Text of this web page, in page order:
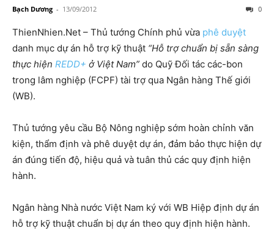
Bạch Dương - 13/09/2012 0
ThienNhien.Net – Thủ tướng Chính phủ vừa phê duyệt
danh mục dự án hỗ trợ kỹ thuật “Hỗ trợ chuẩn bị sẵn sàng
thực hiện REDD+ ở Việt Nam” do Quỹ Đối tác các-bon
trong lâm nghiệp (FCPF) tài trợ qua Ngân hàng Thế giới
(WB).
Thủ tướng yêu cầu Bộ Nông nghiệp sớm hoàn chỉnh văn
kiện, thẩm định và phê duyệt dự án, đảm bảo thực hiện dự
án đúng tiến độ, hiệu quả và tuân thủ các quy định hiện
hành.
Ngân hàng Nhà nước Việt Nam ký với WB Hiệp định dự án
hỗ trợ kỹ thuật chuẩn bị dự án theo quy định hiện hành.